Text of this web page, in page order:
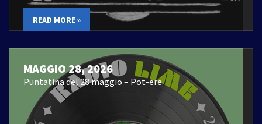
READ MORE »
MAGGIO 28, 2026
Puntatina del 28 maggio – Pot-ere